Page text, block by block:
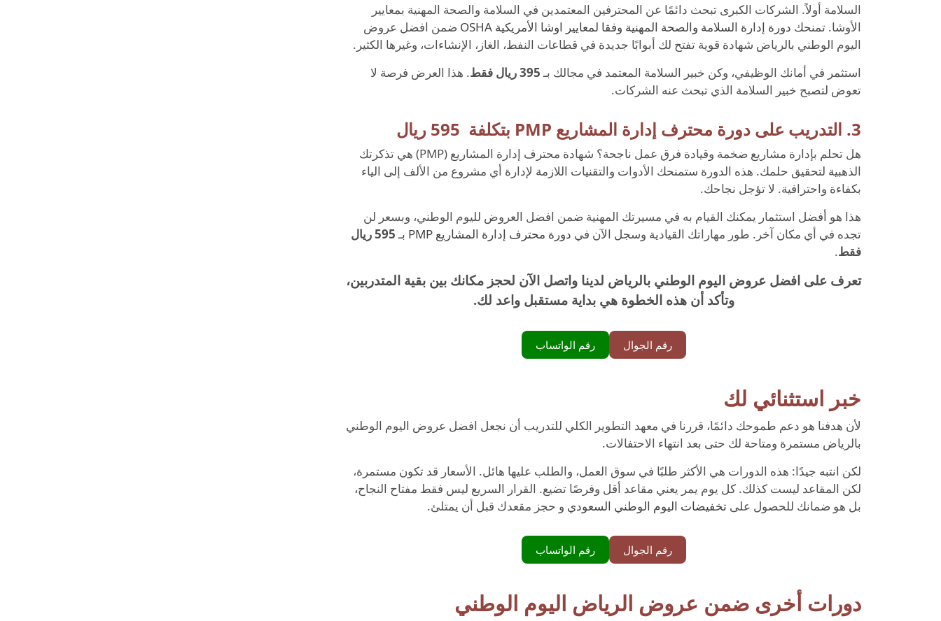
السلامة أولاً. الشركات الكبرى تبحث دائمًا عن المحترفين المعتمدين في السلامة والصحة المهنية بمعايير
الأوشا. تمنحك دورة إدارة السلامة والصحة المهنية وفقا لمعايير اوشا الأمريكية OSHA
ضمن افضل عروض
اليوم الوطني بالرياض شهادة قوية تفتح لك أبوابًا جديدة في قطاعات النفط، الغاز، الإنشاءات، وغيرها الكثير.
استثمر في أمانك الوظيفي، وكن خبير السلامة المعتمد في مجالك بـ395 ريال فقط
. هذا العرض فرصة لا
تعوض لتصبح خبير السلامة الذي تبحث عنه الشركات.
3. التدريب على دورة محترف إدارة المشاريع PMP بتكلفة 595 ريال
هل تحلم بإدارة مشاريع ضخمة وقيادة فرق عمل ناجحة؟ شهادة محترف إدارة المشاريع (PMP) هي تذكرتك
الذهبية لتحقيق حلمك. هذه الدورة ستمنحك الأدوات والتقنيات اللازمة لإدارة أي مشروع من الألف إلى الياء
بكفاءة واحترافية. لا تؤجل نجاحك.
هذا هو أفضل استثمار يمكنك القيام به في مسيرتك المهنية ضمن افضل العروض لليوم الوطني، وبسعر لن
تجده في أي مكان آخر. طور مهاراتك القيادية وسجل الآن في دورة محترف إدارة المشاريع PMP بـ
595 ريال
فقط.
تعرف على افضل عروض اليوم الوطني بالرياض لدينا واتصل الآن لحجز مكانك بين بقية المتدربين،
وتأكد أن هذه الخطوة هي بداية مستقبل واعد لك.
رقم الجوال رقم الواتساب
خبر استثنائي لك
لأن هدفنا هو دعم طموحك دائمًا، قررنا في معهد التطوير الكلي للتدريب أن نجعل افضل عروض اليوم الوطني
بالرياض مستمرة ومتاحة لك حتى بعد انتهاء الاحتفالات.
لكن انتبه جيدًا: هذه الدورات هي الأكثر طلبًا في سوق العمل، والطلب عليها هائل. الأسعار قد تكون مستمرة،
لكن المقاعد ليست كذلك. كل يوم يمر يعني مقاعد أقل وفرصًا تضيع. القرار السريع ليس فقط مفتاح النجاح،
بل هو ضمانك للحصول على تخفيضات اليوم الوطني السعودي و حجز مقعدك قبل أن يمتلئ.
رقم الجوال رقم الواتساب
دورات أخرى ضمن عروض الرياض اليوم الوطني